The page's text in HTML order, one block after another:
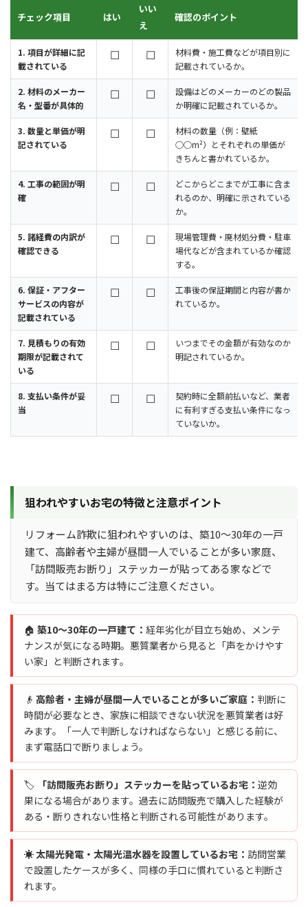
チェック項目 はい
いい
え
確認のポイント
1. 項目が詳細に記
載されている
☐ ☐
材料費・施工費などが項目別に
記載されているか。
2. 材料のメーカー
名・型番が具体的
☐ ☐
設備はどのメーカーのどの製品
か明確に記載されているか。
3. 数量と単価が明
記されている
☐ ☐
材料の数量（例：壁紙
○○m²）とそれぞれの単価が
きちんと書かれているか。
4. 工事の範囲が明
確
☐ ☐
どこからどこまでが工事に含ま
れるのか、明確に示されている
か。
5. 諸経費の内訳が
確認できる
☐ ☐
現場管理費・廃材処分費・駐車
場代などが含まれているか確認
する。
6. 保証・アフター
サービスの内容が
記載されている
☐ ☐
工事後の保証期間と内容が書か
れているか。
7. 見積もりの有効
期限が記載されて
いる
☐ ☐
いつまでその金額が有効なのか
明記されているか。
8. 支払い条件が妥
当
☐ ☐
契約時に全額前払いなど、業者
に有利すぎる支払い条件になっ
ていないか。
狙われやすいお宅の特徴と注意ポイント
リフォーム詐欺に狙われやすいのは、築10〜30年の一戸
建て、高齢者や主婦が昼間一人でいることが多い家庭、
「訪問販売お断り」ステッカーが貼ってある家などで
す。当てはまる方は特にご注意ください。
🏠 築10〜30年の一戸建て： 経年劣化が目立ち始め、メンテ
ナンスが気になる時期。悪質業者から見ると「声をかけやす
い家」と判断されます。
👴 高齢者・主婦が昼間一人でいることが多いご家庭： 判断に
時間が必要なとき、家族に相談できない状況を悪質業者は好
みます。「一人で判断しなければならない」と感じる前に、
まず電話口で断りましょう。
🏷 「訪問販売お断り」ステッカーを貼っているお宅： 逆効
果になる場合があります。過去に訪問販売で購入した経験が
ある・断りきれない性格と判断される可能性があります。
☀太陽光発電・太陽光温水器を設置しているお宅： 訪問営業
で設置したケースが多く、同様の手口に慣れていると判断さ
れます。